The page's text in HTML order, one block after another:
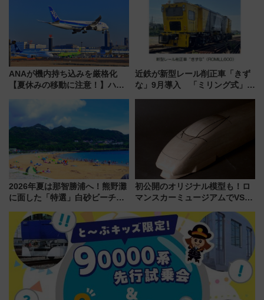
巡るなら使い勝手・コスパ抜群
駅からのアクセスも
ANAが機内持ち込みを厳格化
【夏休みの移動に注意！】ハン
「身の回り品」新サイズ制限
(40×30×20cm)おさらい
近鉄が新型レール削正車「きず
な」9月導入 「ミリング式」採
貢献するだけでなく、全線区で
活躍するための仕組みも
2026年夏は那智勝浦へ！熊野灘
に面した「特選」白砂ビーチは
会」は8月11日開催！
初公開のオリジナル模型も！ロ
マンスカーミュージアムでVSE
15日スタート